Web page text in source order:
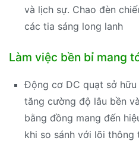
và lịch sự. Chao đèn
các tia sáng long lanh
Làm việc bền bỉ mang
Động cơ DC quạt sở
tăng cường độ lâu bền
bằng đồng mang đến
khi so sánh với lõi